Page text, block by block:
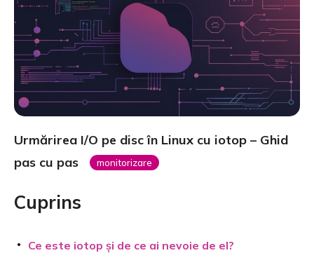
Urmărirea I/O pe disc în Linux cu iotop – Ghid
pas cu pas
monitorizare
Cuprins
Ce este iotop și de ce ai nevoie de el?